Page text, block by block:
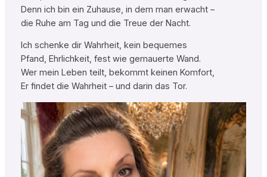
Denn ich bin ein Zuhause, in dem man erwacht –
die Ruhe am Tag und die Treue der Nacht.
Ich schenke dir Wahrheit, kein bequemes
Pfand, Ehrlichkeit, fest wie gemauerte Wand.
Wer mein Leben teilt, bekommt keinen Komfort,
Er findet die Wahrheit – und darin das Tor.